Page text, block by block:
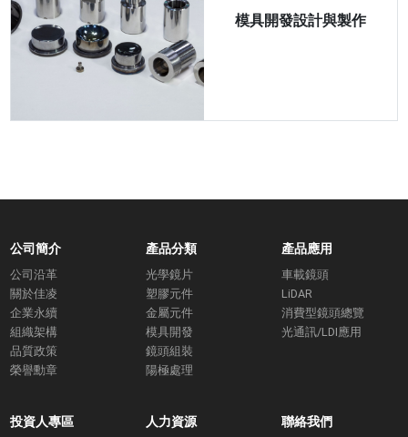
模具開發設計與製作
公司簡介
公司沿革
關於佳凌
企業永續
組織架構
品質政策
榮譽勳章
產品分類
光學鏡片
塑膠元件
金屬元件
模具開發
鏡頭組裝
陽極處理
產品應用
車載鏡頭
LiDAR
消費型鏡頭總覽
光通訊/LDI應用
投資人專區 人力資源 聯絡我們